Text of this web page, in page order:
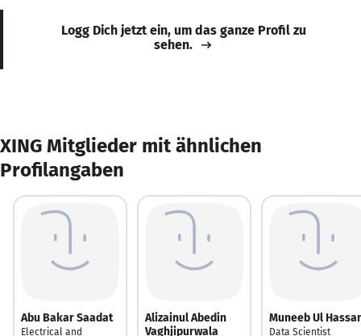
Logg Dich jetzt ein, um das ganze Profil zu
sehen.
XING Mitglieder mit ähnlichen
Profilangaben
Abu Bakar Saadat
Electrical and
Alizainul Abedin
Vaghjipurwala
Muneeb Ul
Data Scientist